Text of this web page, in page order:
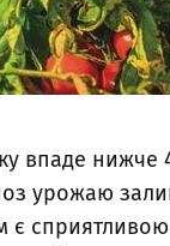
впаде нижче
урожаю
є